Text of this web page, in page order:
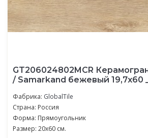
GT206024802MCR
/ Samarkand бежевый 19,7x60
Фабрика: GlobalTile
Страна: Россия
Форма: Прямоугольник
Размер: 20x60 см.